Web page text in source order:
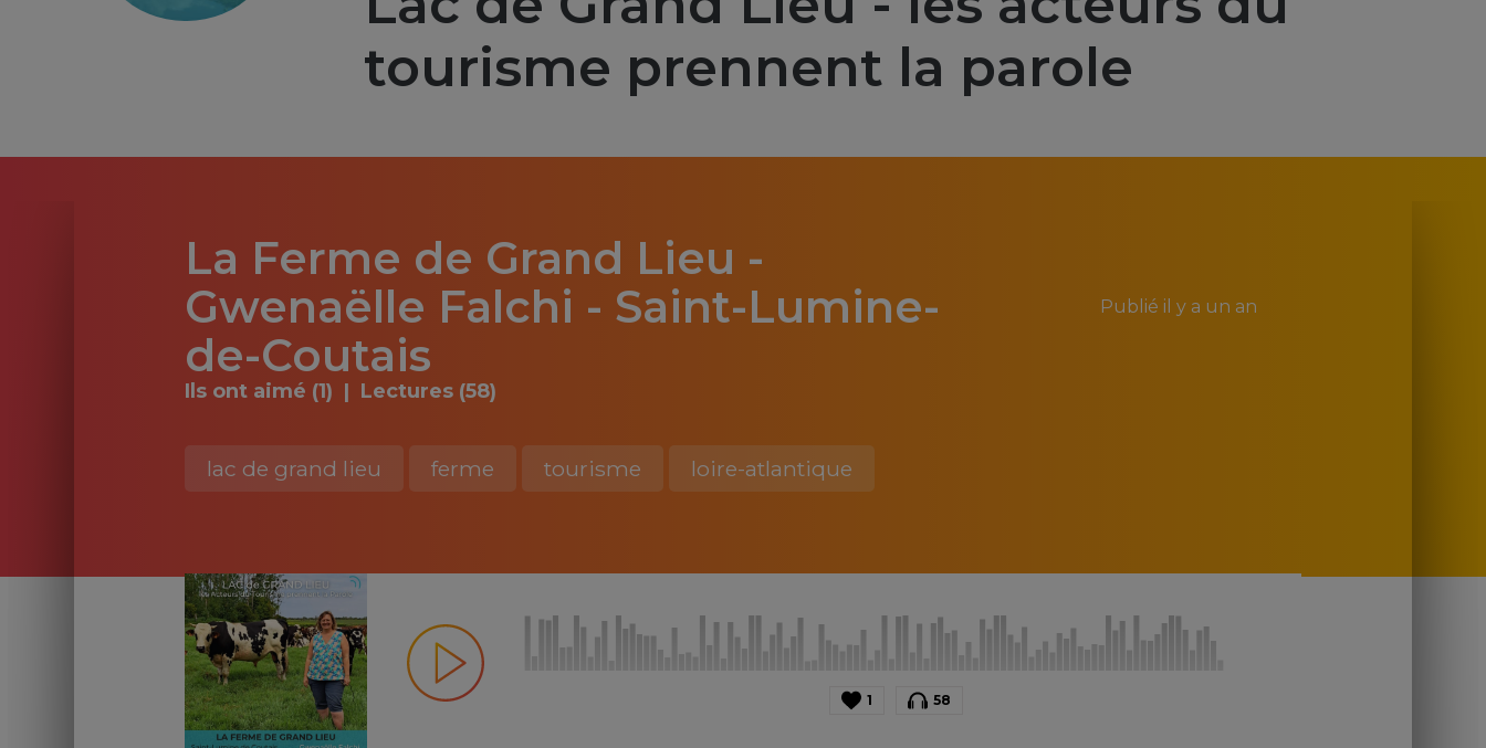
tourisme prennent la parole
La Ferme de Grand Lieu -
Gwenaëlle Falchi - Saint-Lumine-
de-Coutais
Publié il y a un an
Ils ont aimé (1) Lectures (58)
lac de grand lieu ferme tourisme loire-atlantique
1 58